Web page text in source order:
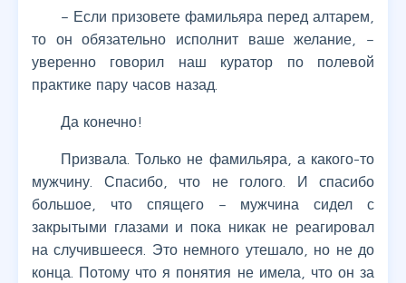
– Если призовете фамильяра перед алтарем,
то он обязательно исполнит ваше желание, –
уверенно говорил наш куратор по полевой
практике пару часов назад.
Да конечно!
Призвала. Только не фамильяра, а какого-то
мужчину. Спасибо, что не голого. И спасибо
большое, что спящего – мужчина сидел с
закрытыми глазами и пока никак не реагировал
на случившееся. Это немного утешало, но не до
конца. Потому что я понятия не имела, что он за